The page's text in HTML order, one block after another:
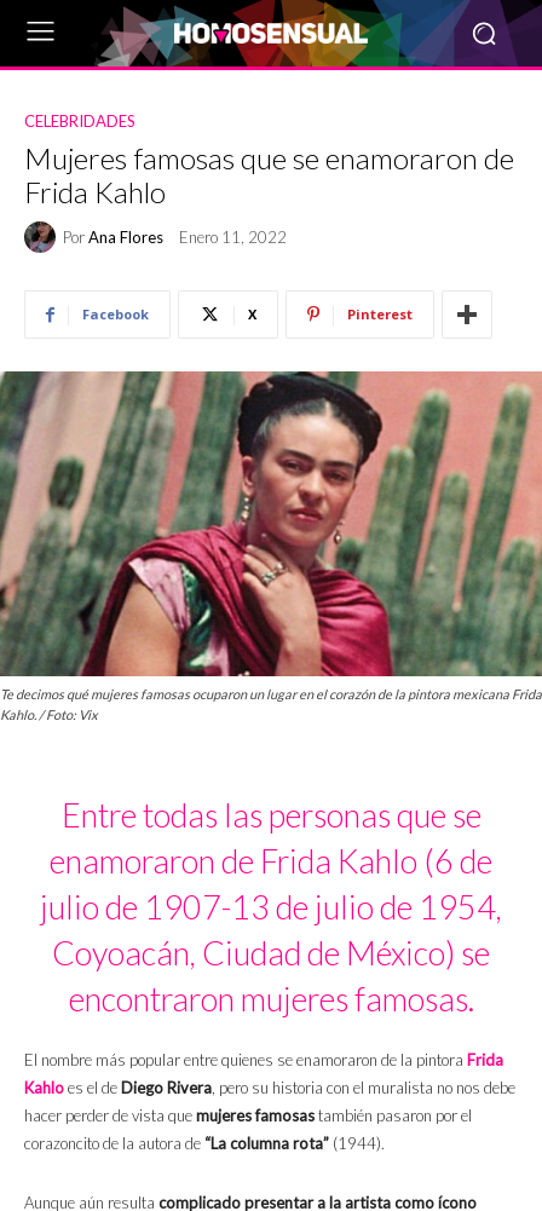
CELEBRIDADES
Mujeres famosas que se enamoraron de
Frida Kahlo
PorAna Flores Enero 11, 2022
Facebook X Pinterest
Te decimos qué mujeres famosas ocuparon un lugar en el corazón de la pintora mexicana Frida
Kahlo. / Foto: Vix
Entre todas las personas que se
enamoraron de Frida Kahlo (6 de
julio de 1907-13 de julio de 1954,
Coyoacán, Ciudad de México) se
encontraron mujeres famosas.
El nombre más popular entre quienes se enamoraron de la pintora Frida
Kahloes el de Diego Rivera, pero su historia con el muralista no nos debe
hacer perder de vista quemujeres famosastambién pasaron por el
corazoncito de la autora de “La columna rota” (1944).
Aunque aún resulta complicado presentar a la artista como ícono